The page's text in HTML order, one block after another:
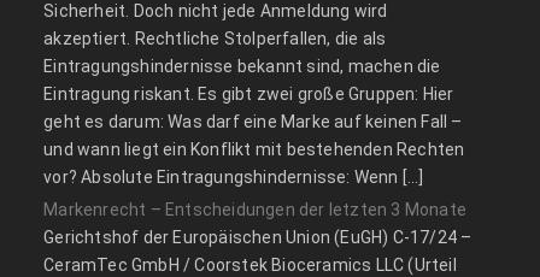
Sicherheit. Doch nicht jede Anmeldung wird
akzeptiert. Rechtliche Stolperfallen, die als
Eintragungshindernisse bekannt sind, machen die
Eintragung riskant. Es gibt zwei große Gruppen: Hier
geht es darum: Was darf eine Marke auf keinen Fall –
und wann liegt ein Konflikt mit bestehenden Rechten
vor? Absolute Eintragungshindernisse: Wenn […]
Markenrecht – Entscheidungen der letzten 3 Monate
Gerichtshof der Europäischen Union (EuGH) C‑17/24 –
CeramTec GmbH / Coorstek Bioceramics LLC (Urteil